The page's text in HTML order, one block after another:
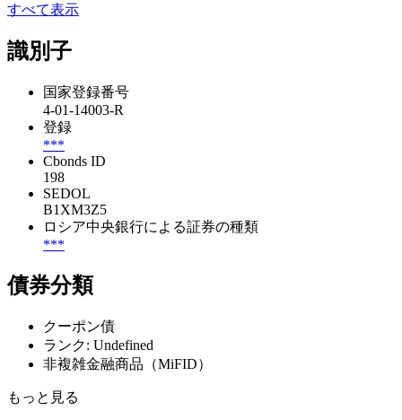
すべて表示
識別子
国家登録番号
4-01-14003-R
登録
***
Cbonds ID
198
SEDOL
B1XM3Z5
ロシア中央銀行による証券の種類
***
債券分類
クーポン債
ランク: Undefined
非複雑金融商品（MiFID）
もっと見る